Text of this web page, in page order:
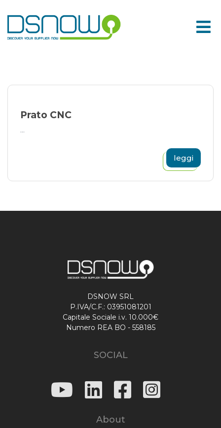
to
content
Prato CNC
...
leggi
DSNOW SRL
P.IVA/C.F.: 03951081201
Capitale Sociale i.v. 10.000€
Numero REA BO - 558185
SOCIAL
About